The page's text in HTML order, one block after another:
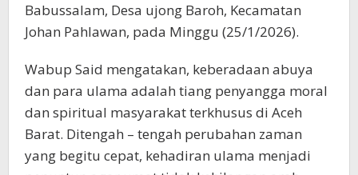
Babussalam, Desa ujong Baroh, Kecamatan
Johan Pahlawan, pada Minggu (25/1/2026).
Wabup Said mengatakan, keberadaan abuya
dan para ulama adalah tiang penyangga moral
dan spiritual masyarakat terkhusus di Aceh
Barat. Ditengah – tengah perubahan zaman
yang begitu cepat, kehadiran ulama menjadi